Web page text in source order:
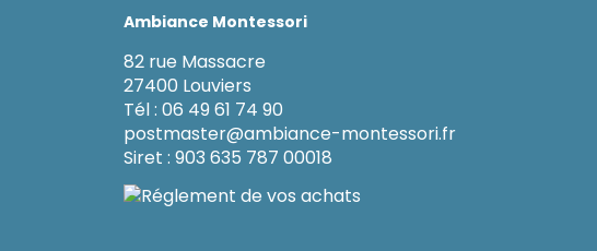
Ambiance Montessori
82 rue Massacre
27400 Louviers
Tél : 06 49 61 74 90
postmaster@ambiance-montessori.fr
Siret : 903 635 787 00018